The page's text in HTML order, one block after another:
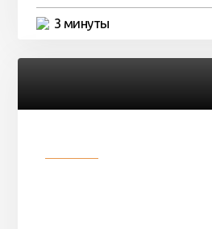
3 минуты